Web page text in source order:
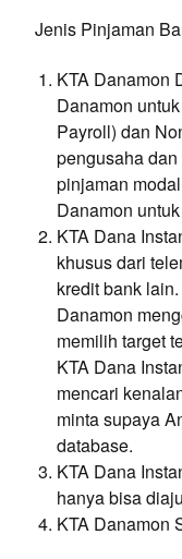
Jenis Pinjaman
KTA Danamon
Danamon
Payroll) dan
pengusaha
pinjaman
Danamon
KTA Dana
khusus dari
kredit bank
Danamon
memilih target
KTA Dana
mencari
minta supaya
database.
KTA Dana
hanya bisa
KTA Danamon